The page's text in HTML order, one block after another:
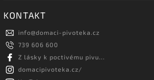
KONTAKT
info@domaci-pivoteka.cz
739 606 600
Z lásky k poctivému pivu...
domacipivoteka.cz/